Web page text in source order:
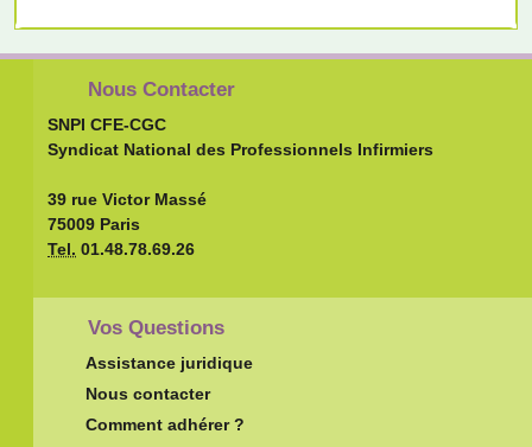
Nous Contacter
SNPI CFE-CGC
Syndicat National des Professionnels Infirmiers
39 rue Victor Massé
75009 Paris
Tel. 01.48.78.69.26
Vos Questions
Assistance juridique
Nous contacter
Comment adhérer ?